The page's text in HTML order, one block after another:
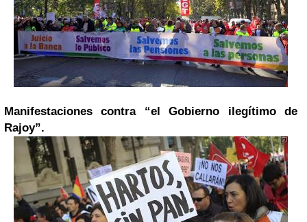
Manifestaciones contra “el Gobierno ilegítimo de
Rajoy”.